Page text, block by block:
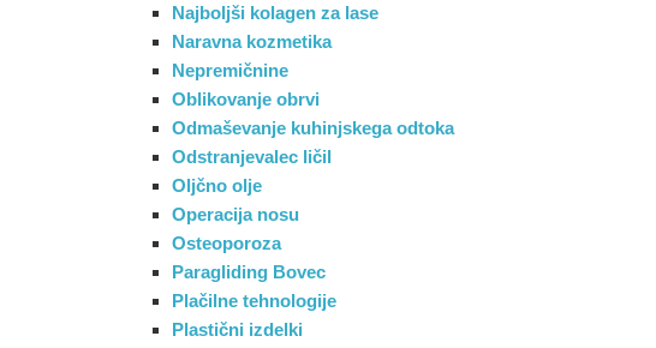
Najboljši kolagen za lase
Naravna kozmetika
Nepremičnine
Oblikovanje obrvi
Odmaševanje kuhinjskega odtoka
Odstranjevalec ličil
Oljčno olje
Operacija nosu
Osteoporoza
Paragliding Bovec
Plačilne tehnologije
Plastični izdelki